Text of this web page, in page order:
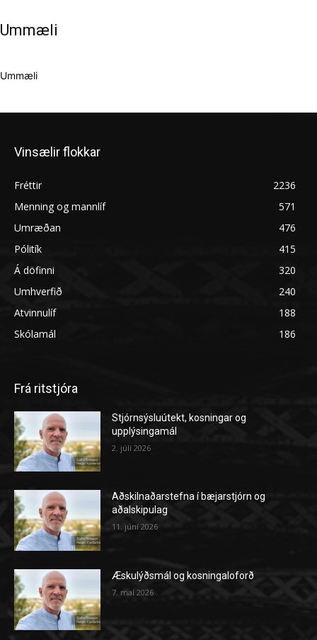
Ummæli
Ummæli
Vinsælir flokkar
Fréttir
2236
Menning og mannlíf
571
Umræðan
476
Pólitík
415
Á döfinni
320
Umhverfið
240
Atvinnulíf
188
Skólamál
186
Frá ritstjóra
Stjórnsýsluútekt, kosningar og
upplýsingamál
2. júlí 2026
Aðskilnaðarstefna í bæjarstjórn og
aðalskipulag
11. júní 2026
Æskulýðsmál og kosningaloforð
7. maí 2026